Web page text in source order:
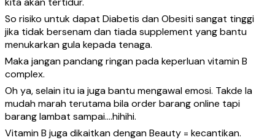
So risiko untuk dapat Diabetis dan Obesiti sangat tinggi
jika tidak bersenam dan tiada supplement yang bantu
menukarkan gula kepada tenaga.
Maka jangan pandang ringan pada keperluan vitamin B
complex.
Oh ya, selain itu ia juga bantu mengawal emosi. Takde la
mudah marah terutama bila order barang online tapi
barang lambat sampai….hihihi.
Vitamin B juga dikaitkan dengan Beauty = kecantikan.